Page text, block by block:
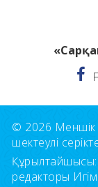
© 2026 Меншік
шектеулі
редакторы